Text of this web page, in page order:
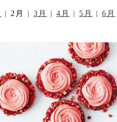
2月 3月 4月 5月 6月